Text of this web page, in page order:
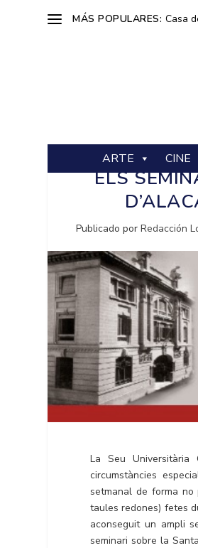
MÁS POPULARES: Casa
ARTE CINE
ELS
Publicado porRedacción
La Seu
circumstàncies
setmanal de forma no
taules redones) fetes
aconseguit un ampli
seminari sobre la